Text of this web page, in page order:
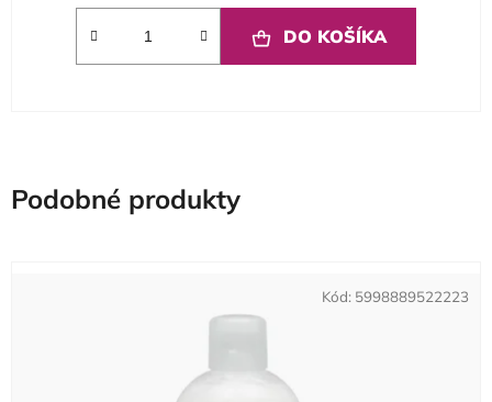
DO KOŠÍKA
Podobné produkty
Kód: 5998889522223